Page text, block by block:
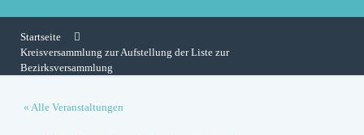
Startseite
Kreisversammlung zur Aufstellung der Liste zur
Bezirksversammlung
« Alle Veranstaltungen